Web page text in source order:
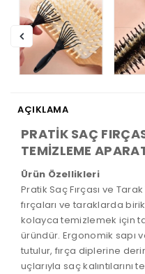
AÇIKLAMA
PRATİK SAÇ
TEMİZLEME
Ürün Özellikleri
Pratik Saç Fırçası ve
fırçaları ve taraklarda
kolayca temizlemek için
üründür. Ergonomik sapı
tutulur, fırça diplerine
uçlarıyla saç